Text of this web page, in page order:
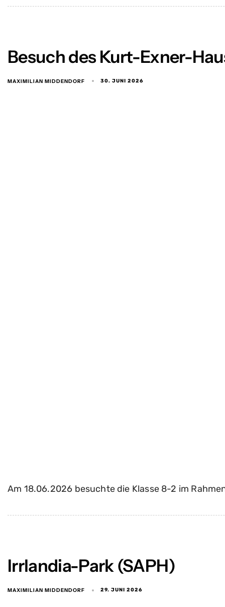
Besuch des Kurt-Exner-
MAXIMILIAN MIDDENDORF 30. JUNI 2026
Am 18.06.2026 besuchte die Klasse 8-2 im
Irrlandia-Park (SAPH)
MAXIMILIAN MIDDENDORF 29. JUNI 2026